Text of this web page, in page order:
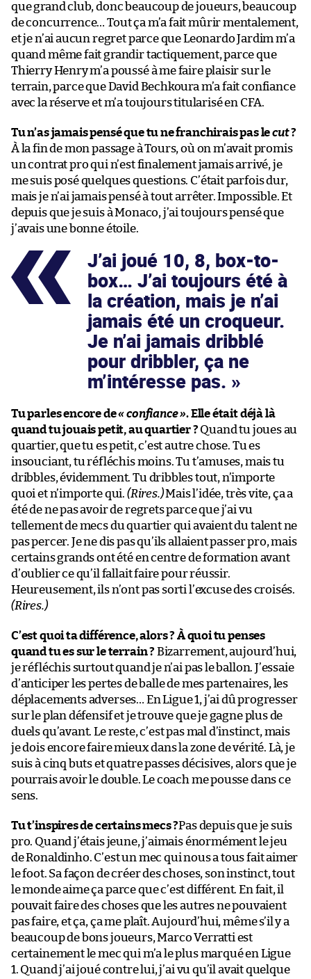
que grand club, donc beaucoup de joueurs, beaucoup
de concurrence… Tout ça m’a fait mûrir mentalement,
et je n’ai aucun regret parce que Leonardo Jardim m’a
quand même fait grandir tactiquement, parce que
Thierry Henry m’a poussé à me faire plaisir sur le
terrain, parce que David Bechkoura m’a fait confiance
avec la réserve et m’a toujours titularisé en CFA.
Tu n’as jamais pensé que tu ne franchirais pas lecut?
À la fin de mon passage à Tours, où on m’avait promis
un contrat pro qui n’est finalement jamais arrivé, je
me suis posé quelques questions. C’était parfois dur,
mais je n’ai jamais pensé à tout arrêter. Impossible. Et
depuis que je suis à Monaco, j’ai toujours pensé que
j’avais une bonne étoile.
J’ai joué 10, 8, box-to-
box… J’ai toujours été à
la création, mais je n’ai
jamais été un croqueur.
Je n’ai jamais dribblé
pour dribbler, ça ne
m’intéresse pas.
Tu parles encore de« confiance ». Elle était déjà là
quand tu jouais petit, au quartier ? Quand tu joues au
quartier, que tu es petit, c’est autre chose. Tu es
insouciant, tu réfléchis moins. Tu t’amuses, mais tu
dribbles, évidemment. Tu dribbles tout, n’importe
quoi et n’importe qui. (Rires.)Mais l’idée, très vite, ça a
été de ne pas avoir de regrets parce que j’ai vu
tellement de mecs du quartier qui avaient du talent ne
pas percer. Je ne dis pas qu’ils allaient passer pro, mais
certains grands ont été en centre de formation avant
d’oublier ce qu’il fallait faire pour réussir.
Heureusement, ils n’ont pas sorti l’excuse des croisés.
(Rires.)
C’est quoi ta différence, alors ? À quoi tu penses
quand tu es sur le terrain ? Bizarrement, aujourd’hui,
je réfléchis surtout quand je n’ai pas le ballon. J’essaie
d’anticiper les pertes de balle de mes partenaires, les
déplacements adverses… En Ligue 1, j’ai dû progresser
sur le plan défensif et je trouve que je gagne plus de
duels qu’avant. Le reste, c’est pas mal d’instinct, mais
je dois encore faire mieux dans la zone de vérité. Là, je
suis à cinq buts et quatre passes décisives, alors que je
pourrais avoir le double. Le coach me pousse dans ce
sens.
Tu t’inspires de certains mecs ?Pas depuis que je suis
pro. Quand j’étais jeune, j’aimais énormément le jeu
de Ronaldinho. C’est un mec qui nous a tous fait aimer
le foot. Sa façon de créer des choses, son instinct, tout
le monde aime ça parce que c’est différent. En fait, il
pouvait faire des choses que les autres ne pouvaient
pas faire, et ça, ça me plaît. Aujourd’hui, même s’il y a
beaucoup de bons joueurs, Marco Verratti est
certainement le mec qui m’a le plus marqué en Ligue
1. Quand j’ai joué contre lui, j’ai vu qu’il avait quelque